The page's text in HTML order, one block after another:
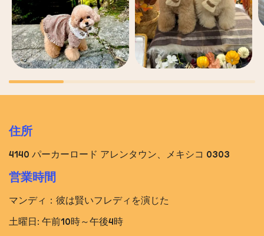
住所
4140 パーカーロード アレンタウン、メキシコ 0303
営業時間
マンディ：彼は賢いフレディを演じた
土曜日: 午前10時～午後4時